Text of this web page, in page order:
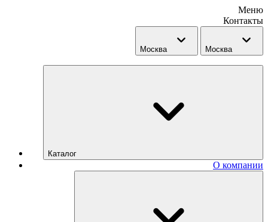
Меню
Контакты
Москва Москва
Каталог
О компании